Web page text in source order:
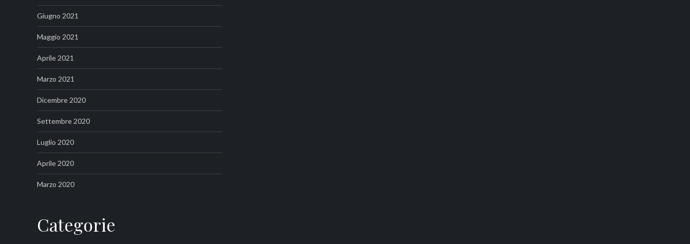
Giugno 2021
Maggio 2021
Aprile 2021
Marzo 2021
Dicembre 2020
Settembre 2020
Luglio 2020
Aprile 2020
Marzo 2020
Categorie